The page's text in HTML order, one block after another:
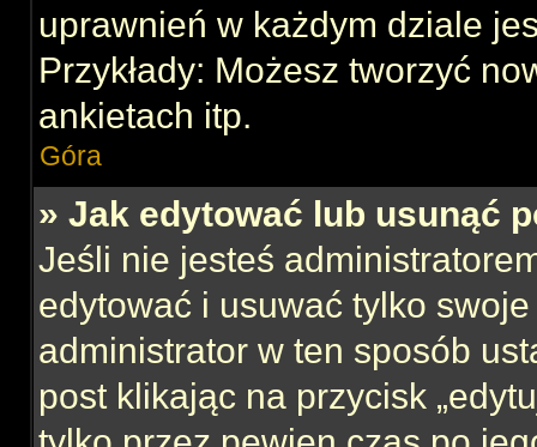
uprawnień w każdym dziale
Przykłady: Możesz tworzyć
ankietach itp.
Góra
» Jak edytować lub usunąć
Jeśli nie jesteś
edytować i usuwać tylko
administrator w ten sposób
post klikając na przycisk